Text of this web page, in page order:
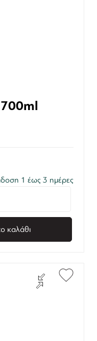
1 έως 3 ημέρες
καλάθι